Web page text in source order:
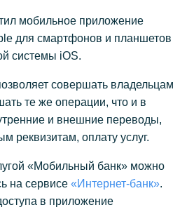
мобильное приложение
для смартфонов и планшетов
системы iOS.
совершать владельцам
те же операции, что и в
и внешние переводы,
реквизитам, оплату услуг.
«Мобильный банк» можно
на сервисе «Интернет-банк».
в приложение